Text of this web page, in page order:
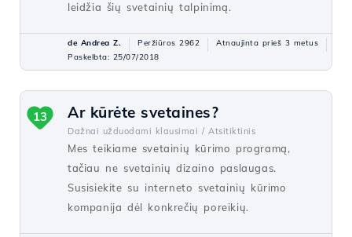
leidžia šių svetainių talpinimą.
de Andrea Z. Peržiūros 2962
Atnaujinta prieš 3 metus
Paskelbta: 25/07/2018
Ar kūrėte svetaines?
Dažnai užduodami klausimai / Atsitiktinis
Mes teikiame svetainių kūrimo programą,
tačiau ne svetainių dizaino paslaugas.
Susisiekite su interneto svetainių kūrimo
kompanija dėl konkrečių poreikių.
13